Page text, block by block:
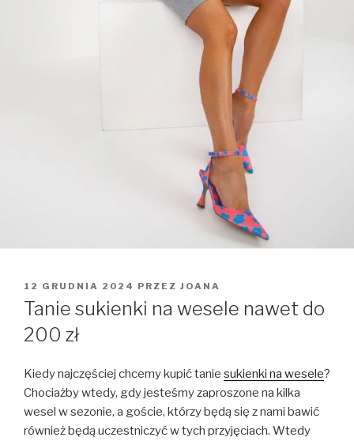
OPUBLIKOWANE
W
12 GRUDNIA 2024 PRZEZ JOANA
Tanie sukienki na wesele nawet do
200 zł
Kiedy najczęściej chcemy kupić tanie sukienki na wesele?
Chociażby wtedy, gdy jesteśmy zaproszone na kilka
wesel w sezonie, a goście, którzy będą się z nami bawić
również będą uczestniczyć w tych przyjęciach. Wtedy